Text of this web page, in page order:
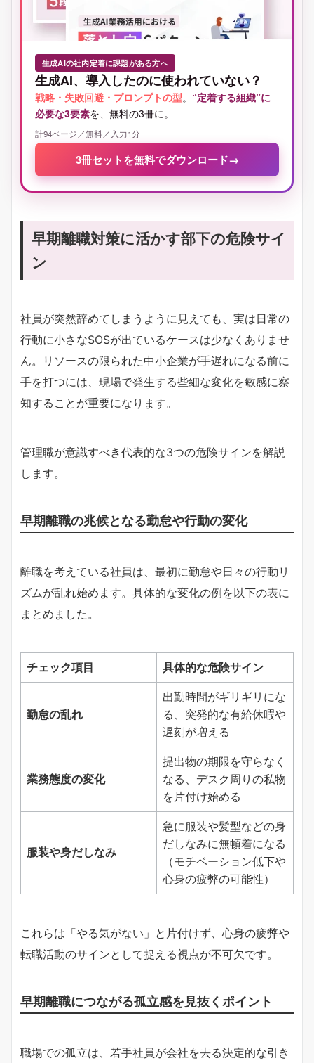
生成AIの社内定着に課題がある方へ
生成AI、導入したのに使われていない？
戦略・失敗回避・プロンプトの型。 “定着する組織”に
必要な3要素を、無料の3冊に。
計94ページ／無料／入力1分
3冊セットを無料でダウンロード→
早期離職対策に活かす部下の危険サイ
ン
社員が突然辞めてしまうように見えても、実は日常の
行動に小さなSOSが出ているケースは少なくありませ
ん。リソースの限られた中小企業が手遅れになる前に
手を打つには、現場で発生する些細な変化を敏感に察
知することが重要になります。
管理職が意識すべき代表的な3つの危険サインを解説
します。
早期離職の兆候となる勤怠や行動の変化
離職を考えている社員は、最初に勤怠や日々の行動リ
ズムが乱れ始めます。具体的な変化の例を以下の表に
まとめました。
チェック項目 具体的な危険サイン
勤怠の乱れ
出勤時間がギリギリにな
る、突発的な有給休暇や
遅刻が増える
業務態度の変化
提出物の期限を守らなく
なる、デスク周りの私物
を片付け始める
服装や身だしなみ
急に服装や髪型などの身
だしなみに無頓着になる
（モチベーション低下や
心身の疲弊の可能性）
これらは「やる気がない」と片付けず、心身の疲弊や
転職活動のサインとして捉える視点が不可欠です。
早期離職につながる孤立感を見抜くポイント
職場での孤立は、若手社員が会社を去る決定的な引き